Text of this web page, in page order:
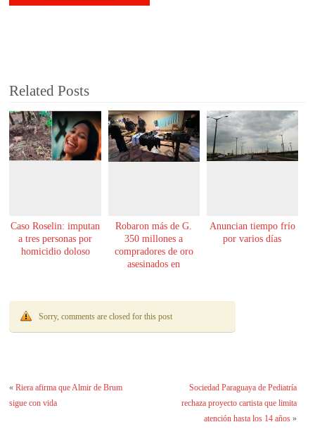
Related Posts
Caso Roselin: imputan
a tres personas por
homicidio doloso
Robaron más de G.
350 millones a
compradores de oro
asesinados en
Anuncian tiempo frío
por varios días
Sorry, comments are closed for this post
«Riera afirma que Almir de Brum
sigue con vida
Sociedad Paraguaya de Pediatría
rechaza proyecto cartista que limita
atención hasta los 14 años»